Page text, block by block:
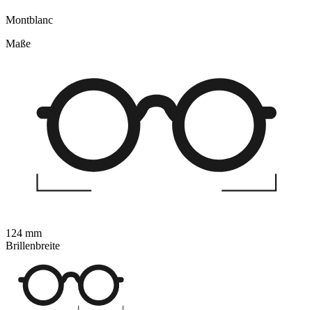
Montblanc
Maße
124 mm
Brillenbreite